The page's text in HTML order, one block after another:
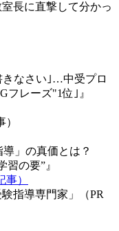
長に直撃して分かっ
きなさい｣…中受プロ
フレーズ"1位｣』
導」の真価とは？
習の要”』
指導専門家」（PR